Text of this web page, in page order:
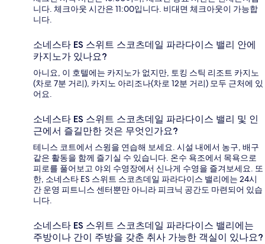
니다. 체크아웃 시간은 11:00입니다. 비대면 체크아웃이 가능합
니다.
소네스타 ES 스위트 스코츠데일 파라다이스 밸리 안에
카지노가 있나요?
아니요, 이 호텔에는 카지노가 없지만, 토킹 스틱 리조트 카지노
(차로 7분 거리), 카지노 아리조나(차로 12분 거리) 모두 근처에 있
어요.
소네스타 ES 스위트 스코츠데일 파라다이스 밸리 및 인
근에서 즐길만한 것은 무엇인가요?
테니스 코트에서 스윙을 연습해 보세요. 시설 내에서 농구, 배구
같은 활동을 함께 즐기실 수 있습니다. 온수 욕조에서 목욕으로
피로를 풀어보고 야외 수영장에서 신나게 수영을 즐겨보세요. 또
한, 소네스타 ES 스위트 스코츠데일 파라다이스 밸리에는 24시
간 운영 피트니스 센터뿐만 아니라 피크닉 공간도 마련되어 있습
니다.
소네스타 ES 스위트 스코츠데일 파라다이스 밸리에는
주방이나 간이 주방을 갖춘 취사 가능한 객실이 있나요?